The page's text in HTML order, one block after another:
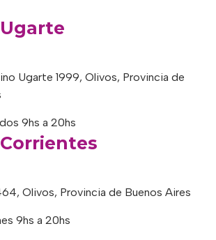
Ugarte 1999, Olivos, Provincia de
9hs a 20hs
Olivos, Provincia de Buenos Aires
9hs a 20hs